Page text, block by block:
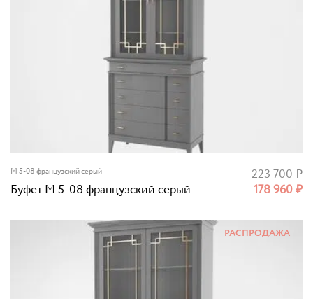
M 5-08 французский серый
Буфет M 5-08 французский серый 178 960₽
223 700₽
РАСПРОДАЖА